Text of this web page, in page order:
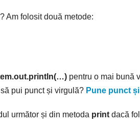
Am folosit două metode:
pentru o mai bună
pui punct și virgulă? Pune punct
următor și din metoda print dacă